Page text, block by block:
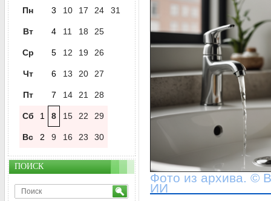
Фото из архива. ©
ИИ
Пн 3 10 17 24 31
Вт 4 11 18 25
Ср 5 12 19 26
Чт 6 13 20 27
Пт 7 14 21 28
Сб 1 8 15 22 29
Вс 2 9 16 23 30
ПОИСК